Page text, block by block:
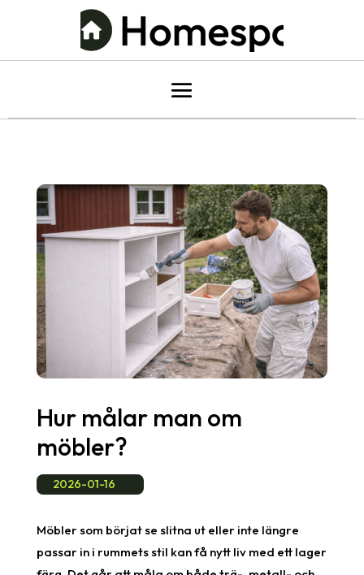
Hur målar man om
möbler?
2026-01-16
Möbler som börjat se slitna ut eller inte längre
passar in i rummets stil kan få nytt liv med ett lager